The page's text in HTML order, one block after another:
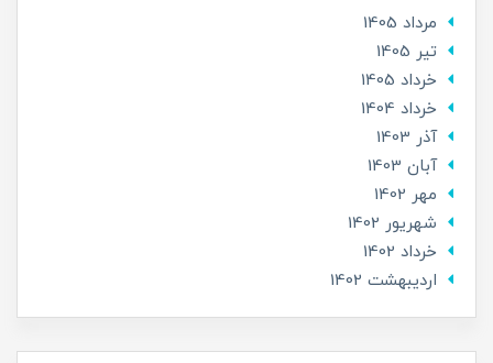
مرداد 1405
تير 1405
خرداد 1405
خرداد 1404
آذر 1403
آبان 1403
مهر 1402
شهریور 1402
خرداد 1402
ارديبهشت 1402